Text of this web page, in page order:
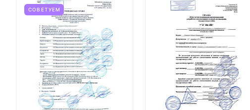
СОВЕТУЕМ